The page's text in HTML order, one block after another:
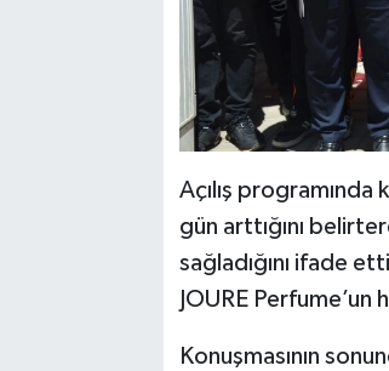
Açılış
gün arttığını
sağladığını ifade
JOURE Perfume’un
Konuşmasının